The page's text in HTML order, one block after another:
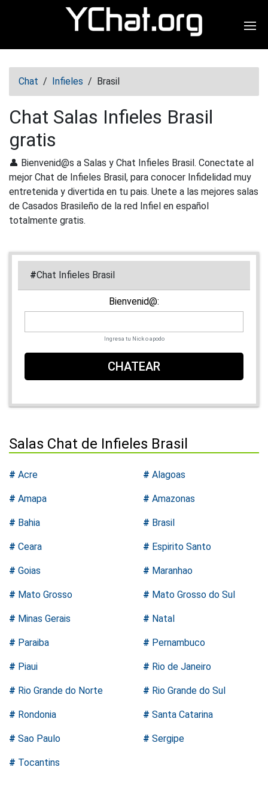
Chat / Infieles / Brasil
Chat Salas Infieles Brasil
gratis
👤 Bienvenid@s a Salas y Chat Infieles Brasil. Conectate al
mejor Chat de Infieles Brasil, para conocer Infidelidad muy
entretenida y divertida en tu pais. Unete a las mejores salas
de Casados Brasileño de la red Infiel en español
totalmente gratis.
#Chat Infieles Brasil
Bienvenid@:
Ingresa tu Nick o apodo
CHATEAR
Salas Chat de Infieles Brasil
# Acre # Alagoas
# Amapa # Amazonas
# Bahia # Brasil
# Ceara # Espirito Santo
# Goias # Maranhao
# Mato Grosso # Mato Grosso do Sul
# Minas Gerais # Natal
# Paraiba # Pernambuco
# Piaui # Rio de Janeiro
# Rio Grande do Norte # Rio Grande do Sul
# Rondonia # Santa Catarina
# Sao Paulo # Sergipe
# Tocantins